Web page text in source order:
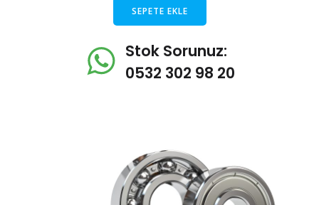
SEPETE EKLE
Stok Sorunuz:
0532 302 98 20